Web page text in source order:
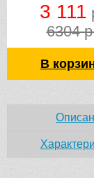
3 111
6304
В